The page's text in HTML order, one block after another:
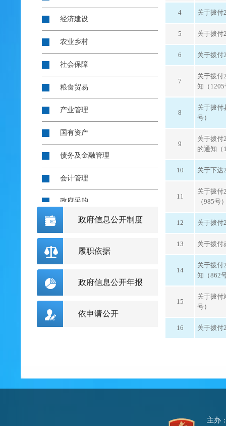
4 关于拨付
5 关于拨付
6 关于拨付
7
关于拨付
知（1205
8
关于拨付
号）
9
关于拨付
的通知（
10 关于下达
11
关于拨付
（985号
12 关于拨付
13 关于拨付
14
关于拨付
知（862
15
关于拨付
号）
16 关于拨付
经济建设
农业乡村
社会保障
粮食贸易
产业管理
国有资产
债务及金融管理
会计管理
政府采购
财政资金直达基层
政府信息公开制度
履职依据
政府信息公开年报
依申请公开